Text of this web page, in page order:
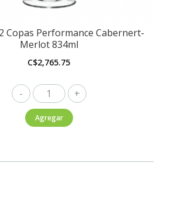
Copas Performance Cabernert-
Merlot 834ml
C$2,765.75
Riedel
Set
2Agregar